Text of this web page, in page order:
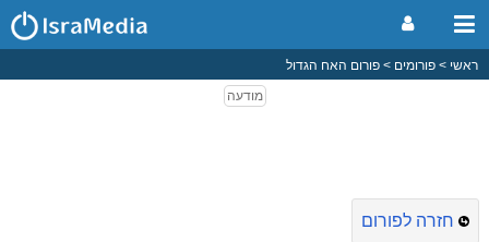
ראשי פורומים פורום האח הגדול
חזרה לפורום